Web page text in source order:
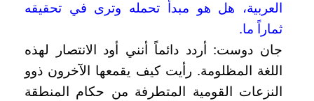
العربية، هل هو مبدأ تحمله وترى في تحقيقه
ثماراً ما.
جان دوست: أردد دائماً أنني أود الانتصار لهذه
اللغة المظلومة. رأيت كيف يقمعها الآخرون ذوو
النزعات القومية المتطرفة من حكام المنطقة